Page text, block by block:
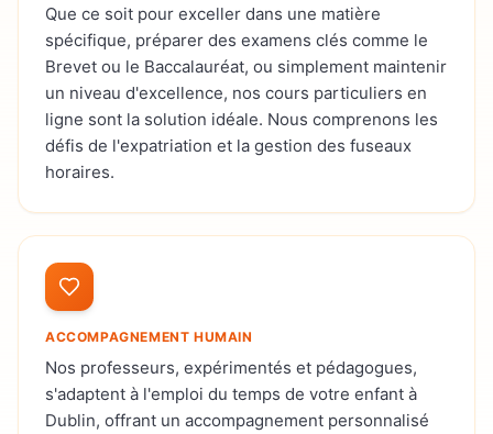
Que ce soit pour exceller dans une matière
spécifique, préparer des examens clés comme le
Brevet ou le Baccalauréat, ou simplement maintenir
un niveau d'excellence, nos cours particuliers en
ligne sont la solution idéale. Nous comprenons les
défis de l'expatriation et la gestion des fuseaux
horaires.
ACCOMPAGNEMENT HUMAIN
Nos professeurs, expérimentés et pédagogues,
s'adaptent à l'emploi du temps de votre enfant à
Dublin, offrant un accompagnement personnalisé